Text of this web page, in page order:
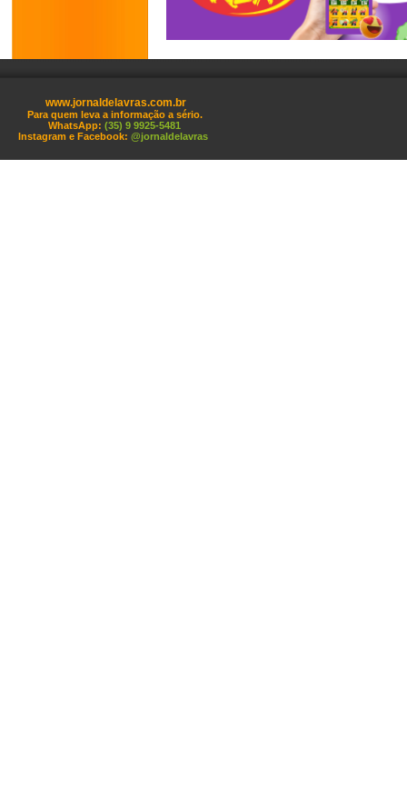
www.jornaldelavras.com.br
Para quem leva a informação a sério.
WhatsApp: (35) 9 9925-5481
Instagram e Facebook: @jornaldelavras